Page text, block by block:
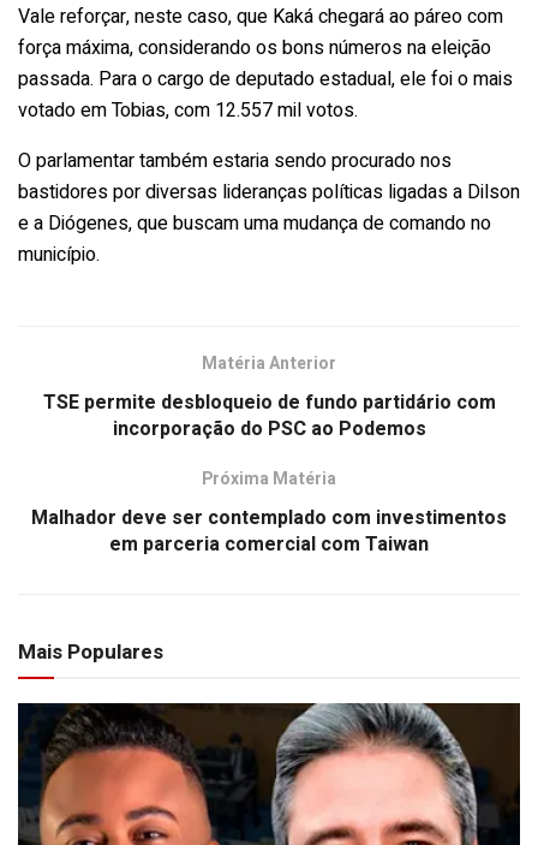
Vale reforçar, neste caso, que Kaká chegará ao páreo com
força máxima, considerando os bons números na eleição
passada. Para o cargo de deputado estadual, ele foi o mais
votado em Tobias, com 12.557 mil votos.
O parlamentar também estaria sendo procurado nos
bastidores por diversas lideranças políticas ligadas a Dilson
e a Diógenes, que buscam uma mudança de comando no
município.
Matéria Anterior
TSE permite desbloqueio de fundo partidário com
incorporação do PSC ao Podemos
Próxima Matéria
Malhador deve ser contemplado com investimentos
em parceria comercial com Taiwan
Mais Populares